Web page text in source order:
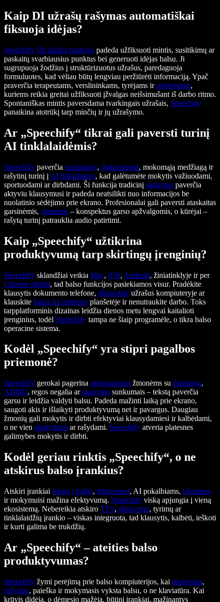
Kaip DI užrašų rašymas automatiškai
fiksuoja idėjas?
Speechify DI užrašų funkcija padeda užfiksuoti mintis, susitikimų ar
paskaitų svarbiausius punktus bei generuoti idėjas balsu. Ji
sugrupuoja žodžius į struktūrizuotus užrašus, paredaguoja
formuluotes, kad vėliau būtų lengviau peržiūrėti informaciją. Ypač
praverčia terapeutams, verslininkams, tyrėjams irstudentams,
kuriems reikia greitai užfiksuoti įžvalgas neišsimušant iš darbo ritmo.
Spontaniškas mintis paversdama tvarkingais užrašais, Speechify
panaikina atotrūkį tarp minčių ir jų užrašymo.
Ar „Speechify“ tikrai gali paversti turinį
AI tinklalaidėmis?
Speechify paverčia straipsnius, dokumentus, mokomąją medžiagą ir
rašytinį turinį į AI tinklalaides, kad galėtumėte mokytis važiuodami,
sportuodami ar dirbdami. Ši funkcija tradicinį skaitymą paverčia
aktyviu klausymusi ir padeda neatsilikti nuo informacijos be
nuolatinio sėdėjimo prie ekrano. Profesionalai gali paversti ataskaitas
garsinėmis, studentai – konspektus garso apžvalgomis, o kūrėjai –
rašytą turinį patrauklia audio patirtimi.
Kaip „Speechify“ užtikrina
produktyvumą tarp skirtingų įrenginių?
Speechify sklandžiai veikia Mac, iOS, Android, žiniatinklyje ir per
Chrome plėtinį, tad balso funkcijos pasiekiamos visur. Pradėkite
klausytis dokumento telefone, diktuokite užrašus kompiuteryje ar
klauskite balso AI asistento planšetėje ir nenutraukite darbo. Toks
tarpplatforminis dizainas leidžia dienos metu lengvai kaitalioti
įrenginius, todėl Speechify tampa ne šiaip programėle, o tikra balso
operacine sistema.
Kodėl „Speechify“ yra stipri pagalbos
priemonė?
Speechify gerokai pagerina prieinamumą žmonėms su disleksija,
ADHD, regos negalia arskaitymo sunkumais – tekstą paverčia
garsu ir leidžia valdyti balsu. Padeda mažinti laiką prie ekrano,
saugoti akis ir išlaikyti produktyvumą net ir pavargus. Daugiau
žmonių gali mokytis ir dirbti efektyviai klausydamiesi ir kalbėdami,
o ne vien skaitydami ar rašydami. Speechify atveria platesnes
galimybes mokytis ir dirbti.
Kodėl geriau rinktis „Speechify“, o ne
atskirus balso įrankius?
Atskiri įrankiai teksto į kalbą, diktavimui, AI pokalbiams, užrašams
ir mokymuisi mažina efektyvumą. Speechify viską apjungia į vieną
ekosistemą. Nebereikia atskiro TTS, diktavimo, tyrimų ar
tinklalaidžių įrankio – viskas integruota, tad klausytis, kalbėti, ieškoti
ir kurti galima be trukdžių.
Ar „Speechify“ – ateities balso
produktyvumas?
Speechify žymi perėjimą prie balso kompiuterijos, kai skaitymas,
rašymas, paieška ir mokymasis vyksta balsu, o ne klaviatūra. Kai
krūvis didėja, o dėmesio mažėja, būtini įrankiai, mažinantys